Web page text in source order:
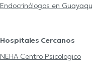
Endocrinólogos en
Hospitales Cercanos
NEHA Centro Psicologico